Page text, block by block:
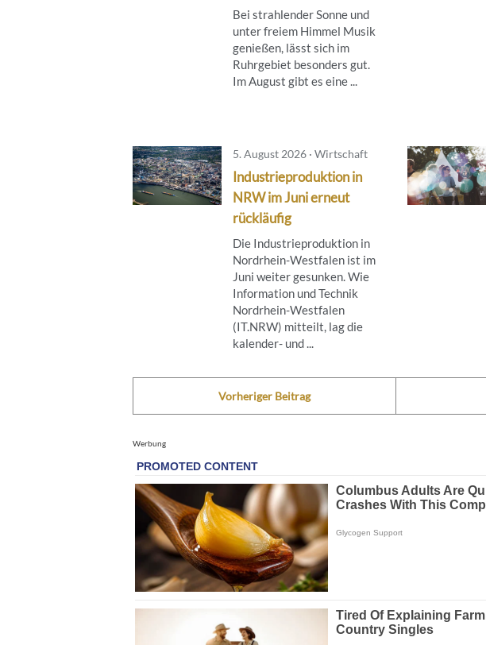
Bei strahlender Sonne und
unter freiem Himmel Musik
genießen, lässt sich im
Ruhrgebiet besonders gut.
Im August gibt es eine ...
5. August 2026 · Wirtschaft
Industrieproduktion in
NRW im Juni erneut
rückläufig
Die Industrieproduktion in
Nordrhein-Westfalen ist im
Juni weiter gesunken. Wie
Information und Technik
Nordrhein-Westfalen
(IT.NRW) mitteilt, lag die
kalender- und ...
Vorheriger Beitrag
Werbung